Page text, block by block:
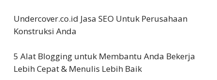
Undercover.co.id Jasa SEO Untuk Perusahaan
Konstruksi Anda
5 Alat Blogging untuk Membantu Anda Bekerja
Lebih Cepat & Menulis Lebih Baik